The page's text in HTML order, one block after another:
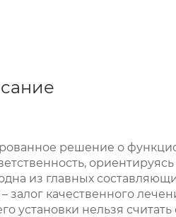
решение о
из главных
залог качественного
установки нельзя